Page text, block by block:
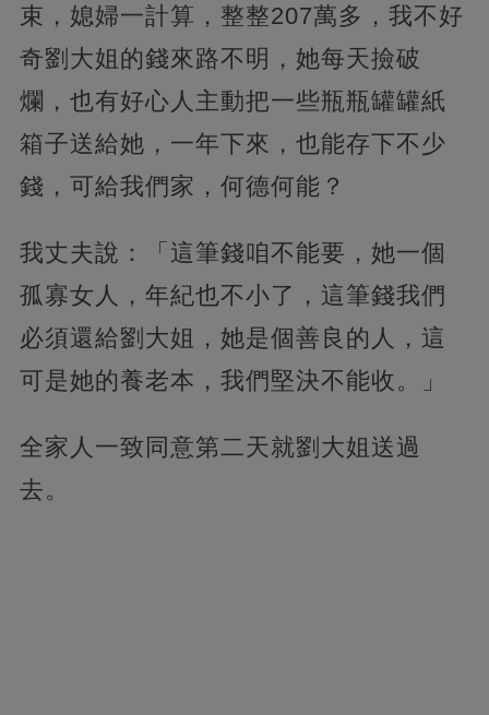
束，媳婦一計算，整整207萬多，我不好
奇劉大姐的錢來路不明，她每天撿破
爛，也有好心人主動把一些瓶瓶罐罐紙
箱子送給她，一年下來，也能存下不少
錢，可給我們家，何德何能？
我丈夫說：「這筆錢咱不能要，她一個
孤寡女人，年紀也不小了，這筆錢我們
必須還給劉大姐，她是個善良的人，這
可是她的養老本，我們堅決不能收。」
全家人一致同意第二天就劉大姐送過
去。